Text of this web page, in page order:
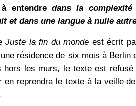
à entendredans la complexité
et dans une langue à nulle
Juste la fin du monde est écrit
résidence de six mois à Berlin
hors les murs, le texte est
en reprendra le texte à la veille